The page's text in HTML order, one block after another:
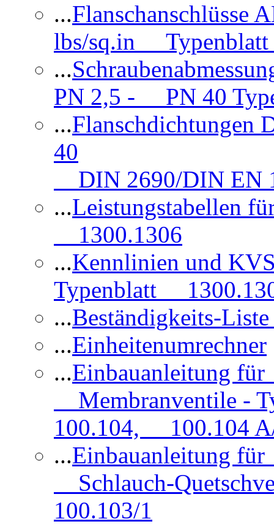
...
lbs/sq.in Typenblatt
...
PN 2,5 - PN 40
...
40
DIN 2690/DIN EN
...Leistungstabellen
1300.1306
...Kennlinien und
Typenblatt
...Beständigkeits-
...Einheitenumrechner
...Einbauanleitung
Membranventile -
100.104, 100.104
...Einbauanleitung
Schlauch-
100.103/1